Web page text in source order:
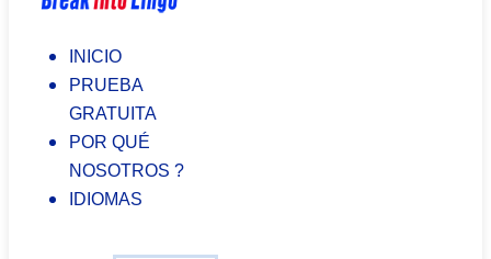
INICIO
PRUEBA
GRATUITA
POR QUÉ
NOSOTROS ?
IDIOMAS